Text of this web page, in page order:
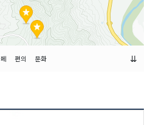
편의 문화 ⇊